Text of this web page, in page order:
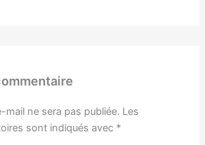
mail ne sera pas publiée. Les
sont indiqués avec *